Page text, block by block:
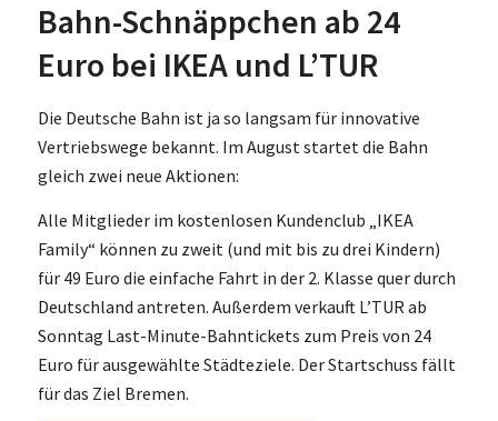
Bahn-Schnäppchen ab 24
Euro bei IKEA und L’TUR
Die Deutsche Bahn ist ja so langsam für innovative
Vertriebswege bekannt. Im August startet die Bahn
gleich zwei neue Aktionen:
Alle Mitglieder im kostenlosen Kundenclub „IKEA
Family“ können zu zweit (und mit bis zu drei Kindern)
für 49 Euro die einfache Fahrt in der 2. Klasse quer durch
Deutschland antreten. Außerdem verkauft L’TUR ab
Sonntag Last-Minute-Bahntickets zum Preis von 24
Euro für ausgewählte Städteziele. Der Startschuss fällt
für das Ziel Bremen.